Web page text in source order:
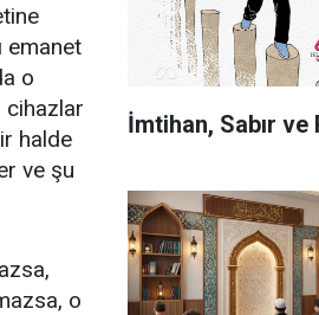
emanet
o
halde
ve şu
o
İmtihan, Sabır ve